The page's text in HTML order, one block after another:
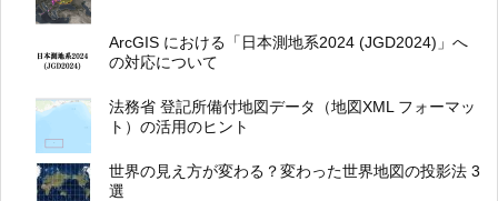
ArcGIS における「日本測地系2024 (JGD2024)」へ
の対応について
法務省 登記所備付地図データ（地図XML フォーマッ
ト）の活用のヒント
世界の見え方が変わる？変わった世界地図の投影法 3
選